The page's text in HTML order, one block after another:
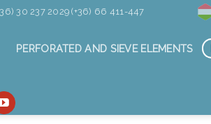
30 237 2029 (+36) 66 411-447
PERFORATED AND SIEVE ELEMENTS